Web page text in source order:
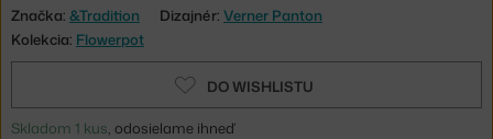
Značka: &Tradition Dizajnér: Verner Panton
Kolekcia: Flowerpot
DO WISHLISTU
Skladom 1 kus, odosielame ihneď